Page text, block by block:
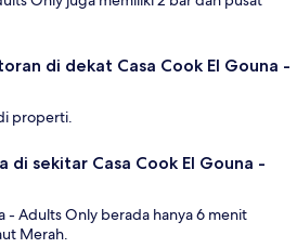
di dekat Casa Cook El Gouna -
properti.
di sekitar Casa Cook El Gouna -
- Adults Only berada hanya 6 menit
Merah.